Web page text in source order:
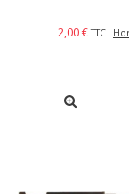
2,00 € TTC